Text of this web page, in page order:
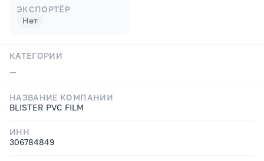
ЭКСПОРТЁР
Нет
КАТЕГОРИИ
—
НАЗВАНИЕ КОМПАНИИ
BLISTER PVC FILM
ИНН
306784849